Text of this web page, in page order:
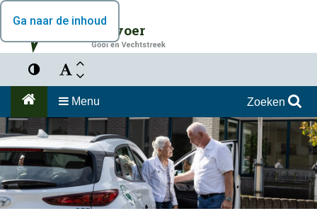
Ga naar de inhoud
Vervoer
Menu Zoeken